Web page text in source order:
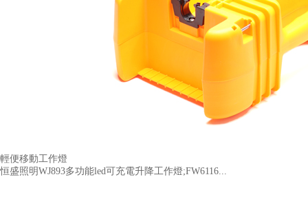
輕便移動工作燈
恒盛照明WJ893多功能led可充電升降工作燈;FW6116...